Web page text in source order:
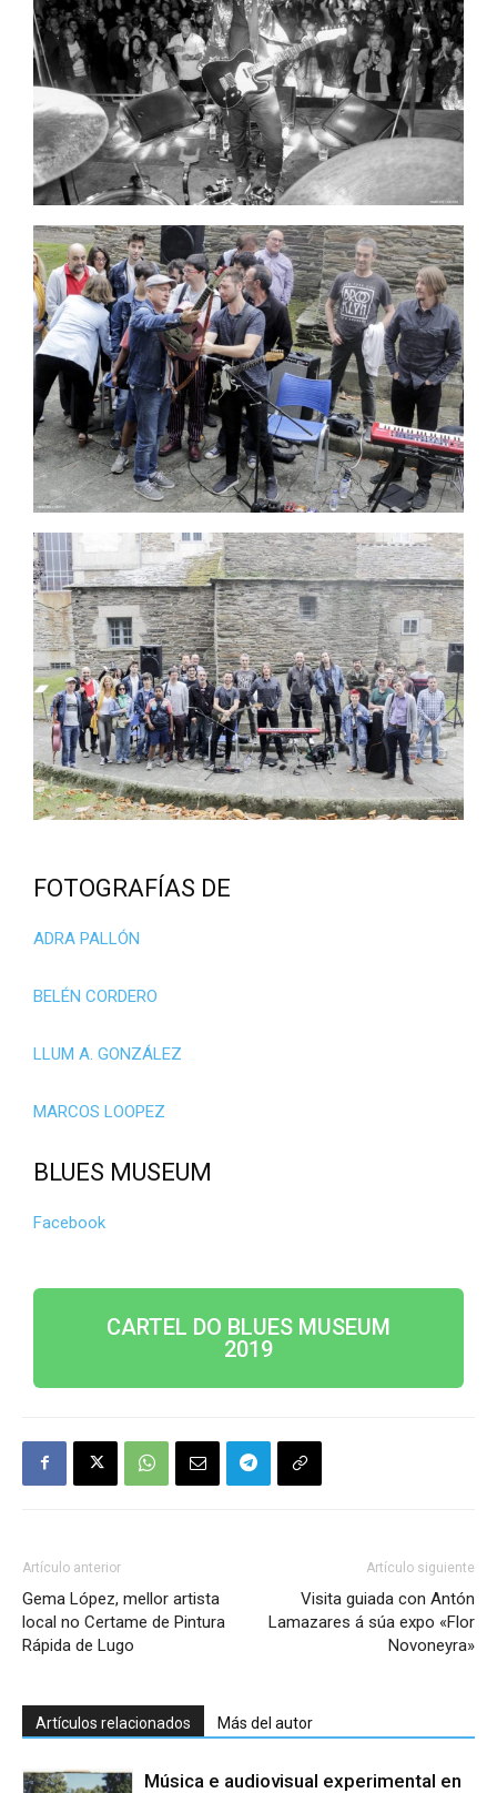
FOTOGRAFÍAS DE
ADRA PALLÓN
BELÉN CORDERO
LLUM A. GONZÁLEZ
MARCOS LOOPEZ
BLUES MUSEUM
Facebook
CARTEL DO BLUES MUSEUM
2019
Artículo anterior
Gema López, mellor artista
local no Certame de Pintura
Rápida de Lugo
Artículo siguiente
Visita guiada con Antón
Lamazares á súa expo «Flor
Novoneyra»
Artículos relacionados Más del autor
Música e audiovisual experimental en